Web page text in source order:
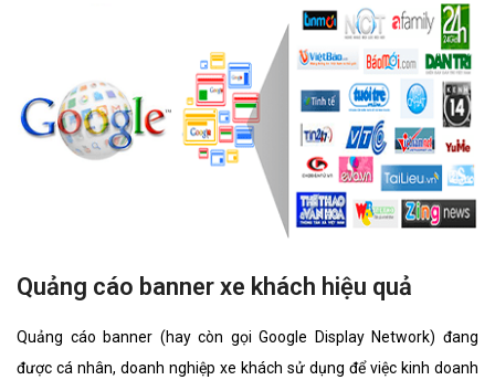
Quảng cáo banner xe khách hiệu quả
Quảng cáo banner (hay còn gọi Google Display Network) đang
được cá nhân, doanh nghiệp xe khách sử dụng để việc kinh doanh